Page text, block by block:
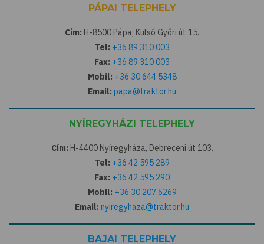
PÁPAI TELEPHELY
Cím: H-8500 Pápa, Külső Győri út 15.
Tel: +36 89 310 003
Fax: +36 89 310 003
Mobil: +36 30 644 5348
Email: papa@traktor.hu
NYÍREGYHÁZI TELEPHELY
Cím: H-4400 Nyíregyháza, Debreceni út 103.
Tel: +36 42 595 289
Fax: +36 42 595 290
Mobil: +36 30 207 6269
Email: nyiregyhaza@traktor.hu
BAJAI TELEPHELY